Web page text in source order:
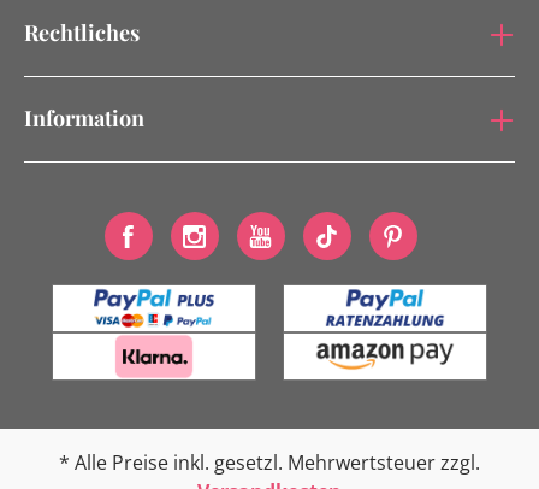
Rechtliches
Information
* Alle Preise inkl. gesetzl. Mehrwertsteuer zzgl.